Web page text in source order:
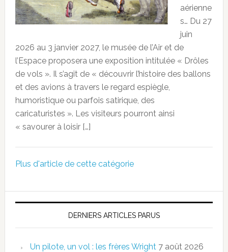
aérienne
s… Du 27
juin
2026 au 3 janvier 2027, le musée de l’Air et de
l’Espace proposera une exposition intitulée « Drôles
de vols ». Il s’agit de « découvrir l’histoire des ballons
et des avions à travers le regard espiègle,
humoristique ou parfois satirique, des
caricaturistes ». Les visiteurs pourront ainsi
« savourer à loisir […]
Plus d'article de cette catégorie
DERNIERS ARTICLES PARUS
Un pilote, un vol : les frères Wright 7 août 2026